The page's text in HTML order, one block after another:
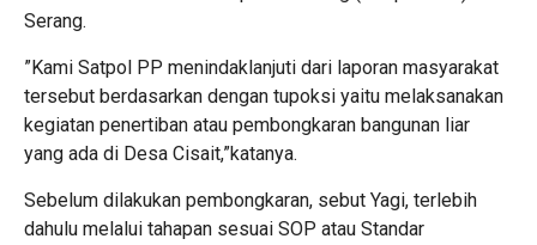
Serang.
”Kami Satpol PP menindaklanjuti dari laporan masyarakat
tersebut berdasarkan dengan tupoksi yaitu melaksanakan
kegiatan penertiban atau pembongkaran bangunan liar
yang ada di Desa Cisait,”katanya.
Sebelum dilakukan pembongkaran, sebut Yagi, terlebih
dahulu melalui tahapan sesuai SOP atau Standar